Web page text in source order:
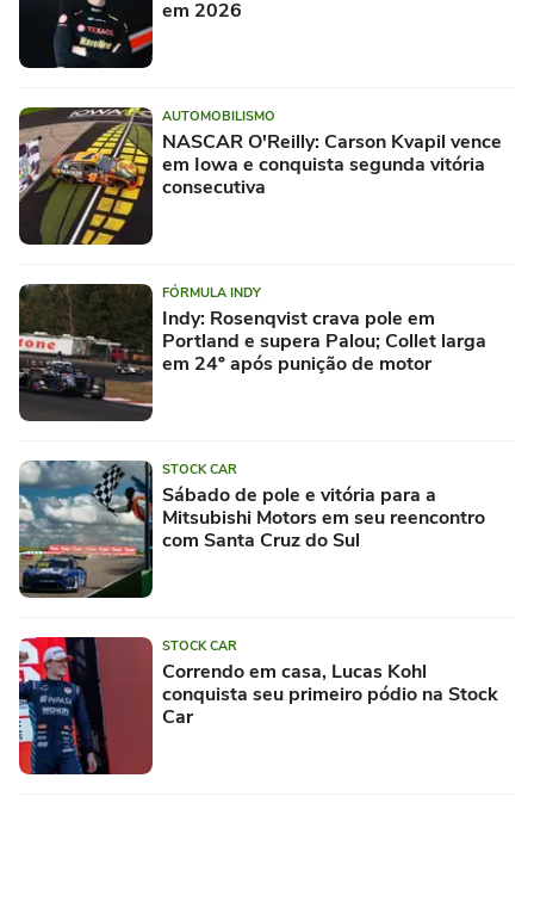
em 2026
AUTOMOBILISMO
NASCAR O'Reilly: Carson Kvapil vence
em Iowa e conquista segunda vitória
consecutiva
FÓRMULA INDY
Indy: Rosenqvist crava pole em
Portland e supera Palou; Collet larga
em 24º após punição de motor
STOCK CAR
Sábado de pole e vitória para a
Mitsubishi Motors em seu reencontro
com Santa Cruz do Sul
STOCK CAR
Correndo em casa, Lucas Kohl
conquista seu primeiro pódio na Stock
Car